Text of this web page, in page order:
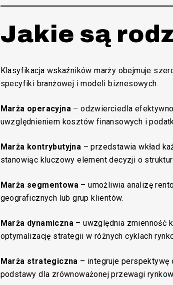
Jakie są
Klasyfikacja wskaźników marży obejmuje
specyfiki branżowej i modeli biznesowych.
Marża operacyjna– odzwierciedla
uwzględnieniem kosztów finansowych i
Marża kontrybutyjna – przedstawia wkład
stanowiąc kluczowy element decyzji o
Marża segmentowa– umożliwia analizę
geograficznych lub grup klientów.
Marża dynamiczna– uwzględnia zmienność
optymalizację strategii w różnych cyklach
Marża strategiczna – integruje perspektywę
podstawy dla zrównoważonej przewagi